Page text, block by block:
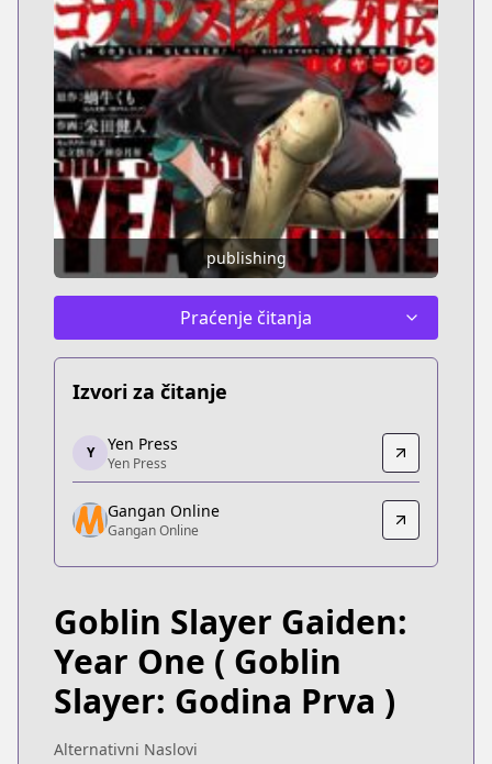
publishing
Praćenje čitanja
Izvori za čitanje
Yen Press
Yen Press
https://yenpress.com/series/goblin-slayer-side-
Gangan Online
Gangan Online
https://www.ganganonline.com/contents/
Y Yen Press
Yen Press
Gangan Online
Gangan Online
Goblin Slayer Gaiden:
Year One ( Goblin
Slayer: Godina Prva )
Alternativni Naslovi